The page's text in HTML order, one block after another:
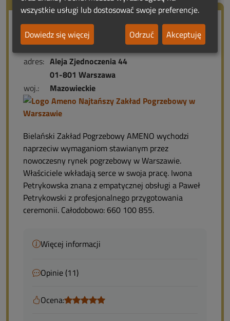
Ameno Najtańszy Zakład
Pogrzebowy w Warszawie
adres: Aleja Zjednoczenia 44
01-801 Warszawa
woj.:
Mazowieckie
Bielański Zakład Pogrzebowy AMENO wychodzi
naprzeciw wymaganiom stawianym przez
nowoczesny rynek pogrzebowy w Warszawie.
Właściciele wkładają serce w swoja pracę. Iwona
Petrykowska znana z empatycznej obsługi a Paweł
Petrykowski z profesjonalnego przygotowania
ceremonii. Całodobowo: 660 100 855.
Więcej informacji
Opinie (11)
Ocena:
wszystkie usługi lub dostosować swoje preferencje.
Dowiedz się więcej
Odrzuć Akceptuję